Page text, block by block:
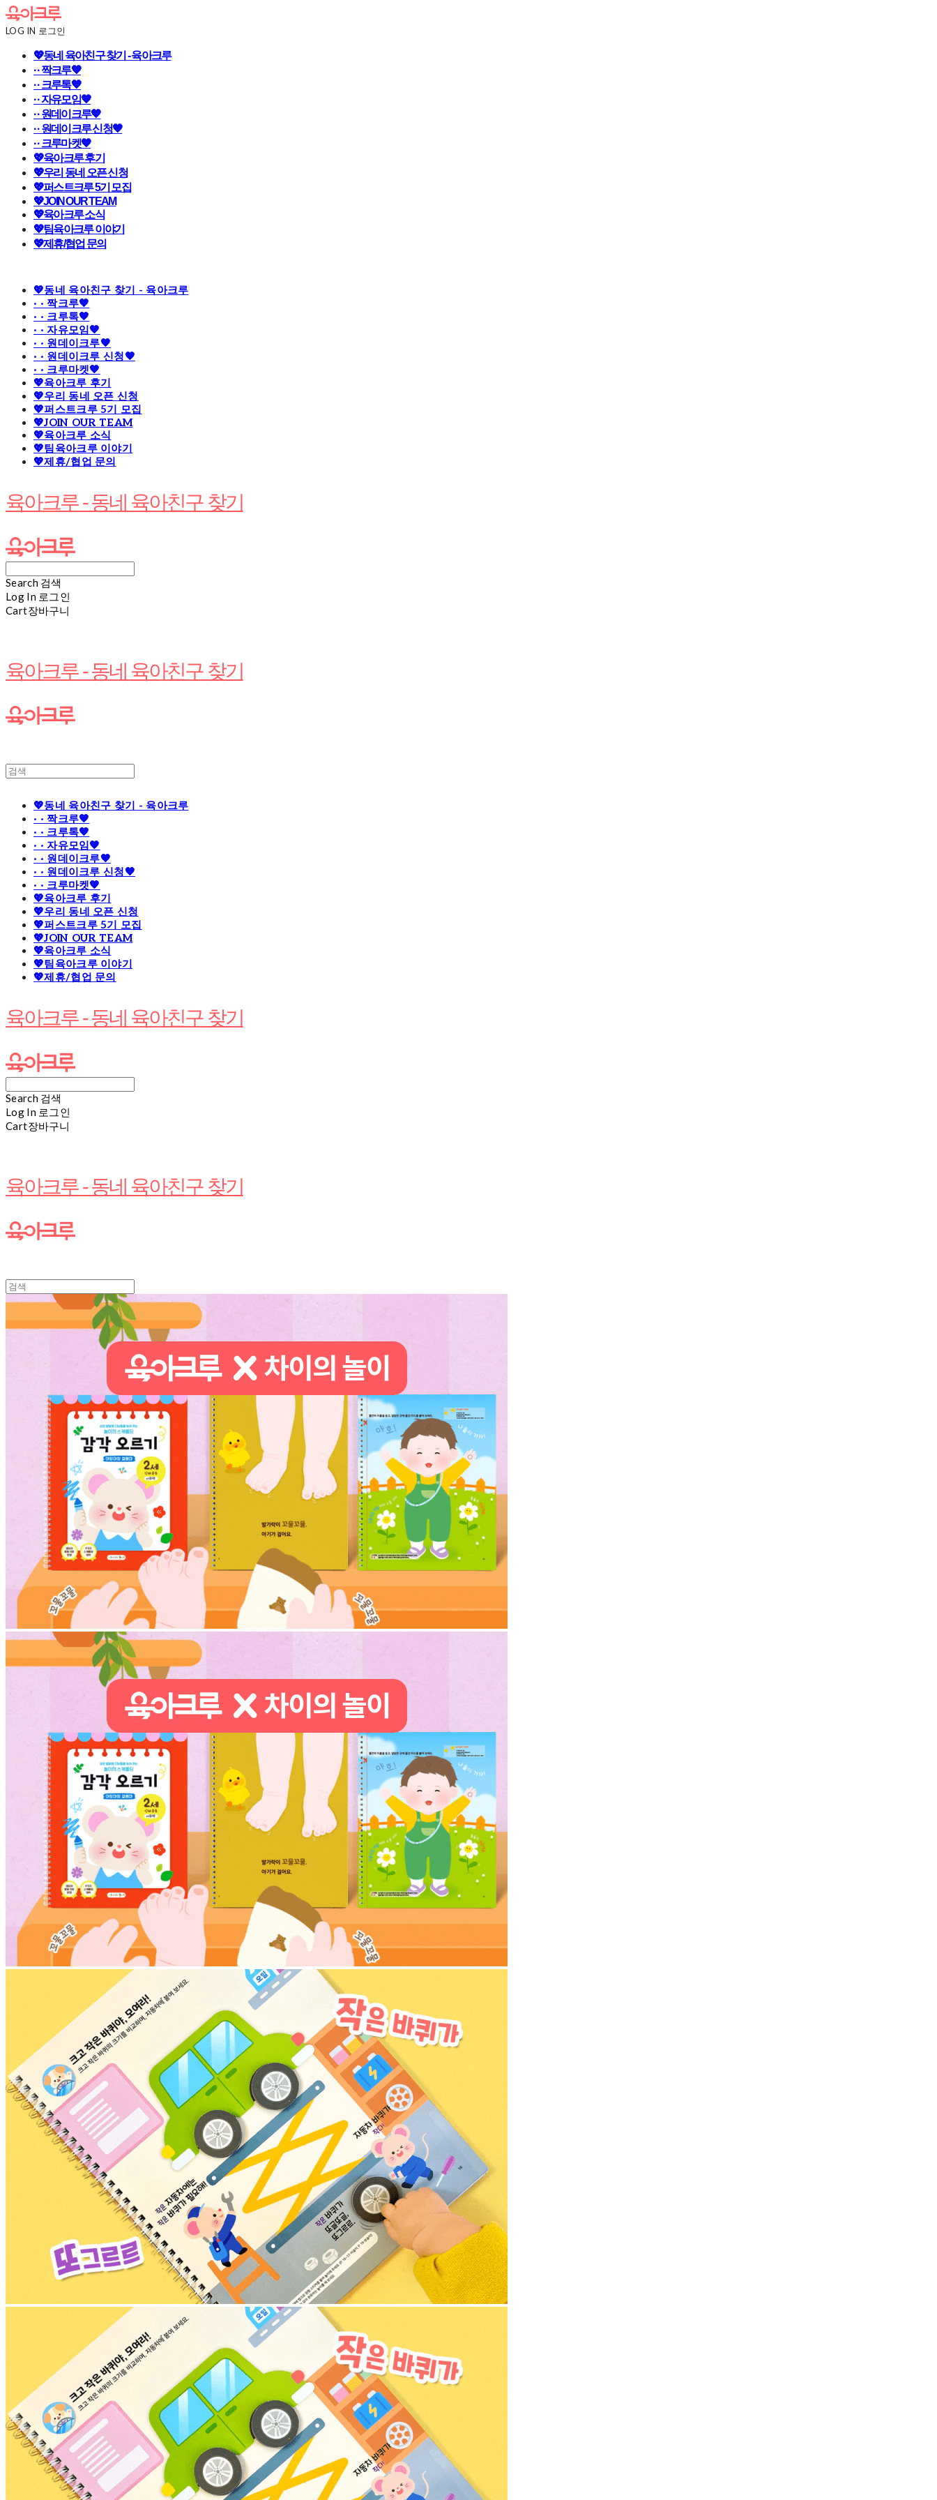
LOG IN 로그인
💖동네 육아친구 찾기 - 육아크루
· · 짝크루🧡
· · 크루톡🧡
· · 자유모임🧡
· · 원데이크루🧡
· · 원데이크루 신청🧡
· · 크루마켓🧡
💖육아크루 후기
💖우리 동네 오픈 신청
💖퍼스트크루 5기 모집
💖JOIN OUR TEAM
💖육아크루 소식
💖팀육아크루 이야기
💖제휴/협업 문의
💖동네 육아친구 찾기 - 육아크루
· · 짝크루🧡
· · 크루톡🧡
· · 자유모임🧡
· · 원데이크루🧡
· · 원데이크루 신청🧡
· · 크루마켓🧡
💖육아크루 후기
💖우리 동네 오픈 신청
💖퍼스트크루 5기 모집
💖JOIN OUR TEAM
💖육아크루 소식
💖팀육아크루 이야기
💖제휴/협업 문의
육아크루 - 동네 육아친구 찾기
Search 검색
Log In 로그인
Cart장바구니
육아크루 - 동네 육아친구 찾기
💖동네 육아친구 찾기 - 육아크루
· · 짝크루🧡
· · 크루톡🧡
· · 자유모임🧡
· · 원데이크루🧡
· · 원데이크루 신청🧡
· · 크루마켓🧡
💖육아크루 후기
💖우리 동네 오픈 신청
💖퍼스트크루 5기 모집
💖JOIN OUR TEAM
💖육아크루 소식
💖팀육아크루 이야기
💖제휴/협업 문의
육아크루 - 동네 육아친구 찾기
Search 검색
Log In 로그인
Cart장바구니
육아크루 - 동네 육아친구 찾기